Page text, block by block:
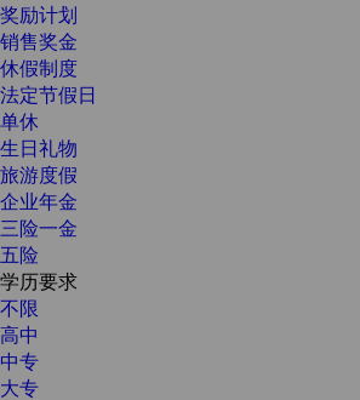
奖励计划
销售奖金
休假制度
法定节假日
单休
生日礼物
旅游度假
企业年金
三险一金
五险
学历要求
不限
高中
中专
大专